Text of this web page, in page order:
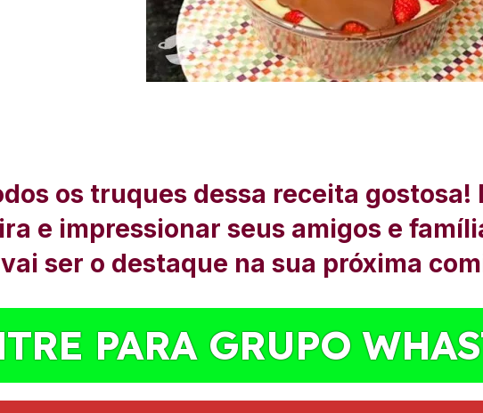
os truques dessa receita gostosa!
e impressionar seus amigos e
ser o destaque na sua próxima
PARA GRUPO